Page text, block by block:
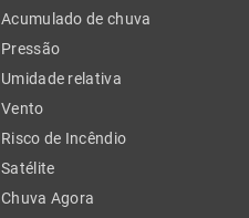
Acumulado de chuva
Pressão
Umidade relativa
Vento
Risco de Incêndio
Satélite
Chuva Agora